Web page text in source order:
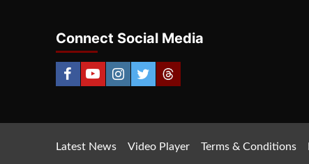
Connect Social Media
Latest News Video Player Terms & Conditions